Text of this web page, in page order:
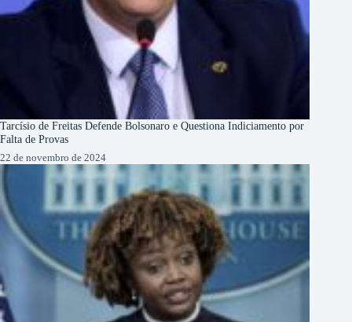
Tarcísio de Freitas Defende Bolsonaro e Questiona Indiciamento por
Falta de Provas
22 de novembro de 2024